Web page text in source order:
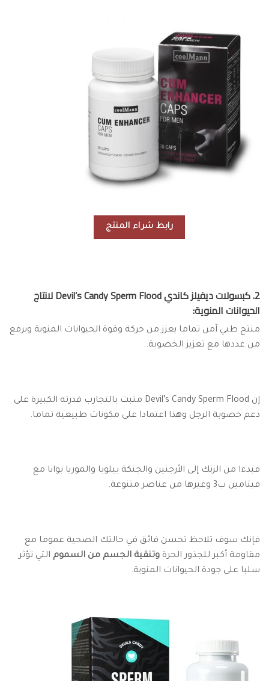
رابط شراء المنتج
2. كبسولات ديفيلز كاندي Devil’s Candy Sperm Flood لانتاج
الحيوانات المنوية:
منتج طبي آمن تماما يعزز من حركة وقوة الحيوانات المنوية ويرفع
من عددها مع تعزيز الخصوبة..
إن Devil’s Candy Sperm Flood مثبت بالتجارب قدرته الكبيرة على
دعم خصوبة الرجل وهذا اعتمادا على مكونات طبيعية تماما.
فبدءا من الزنك إلى الأرجنين والجنكة بيلوبا والموريا بوانا مع
فيتامين ب3 وغيرها من عناصر متنوعة.
فإنك سوف تلاحظ تحسن فائق في حالتك الصحية عموما مع
مقاومة أكبر للجذور الحرة وتنقية الجسم من السموم التي تؤثر
سلبا على جودة الحيوانات المنوية.